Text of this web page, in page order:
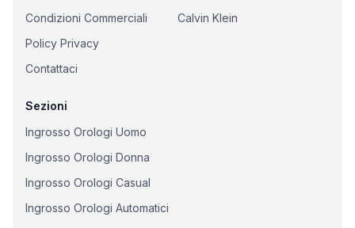
Condizioni Commerciali
Policy Privacy
Contattaci
Calvin Klein
Sezioni
Ingrosso Orologi Uomo
Ingrosso Orologi Donna
Ingrosso Orologi Casual
Ingrosso Orologi Automatici